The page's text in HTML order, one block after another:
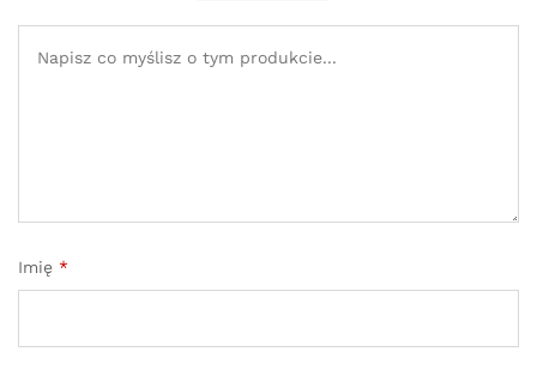
Imię *